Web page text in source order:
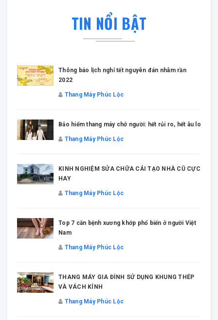
TIN NỔI BẬT
Thông báo lịch nghỉ tết nguyên đán nhâm rần
2022
Thang Máy Phúc Lộc
Bảo hiểm thang máy chở người: hết rủi ro, hết âu lo
Thang Máy Phúc Lộc
KINH NGHIỆM SỬA CHỮA CẢI TẠO NHÀ CŨ CỰC
HAY
Thang Máy Phúc Lộc
Top 7 căn bệnh xương khớp phổ biến ở người Việt
Nam
Thang Máy Phúc Lộc
THANG MÁY GIA ĐÌNH SỬ DỤNG KHUNG THÉP
VÀ VÁCH KÍNH
Thang Máy Phúc Lộc